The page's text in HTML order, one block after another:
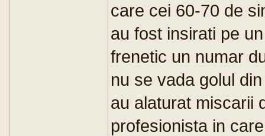
care cei 60-70 de
au fost insirati pe
frenetic un numar
nu se vada golul
au alaturat miscarii
profesionista in